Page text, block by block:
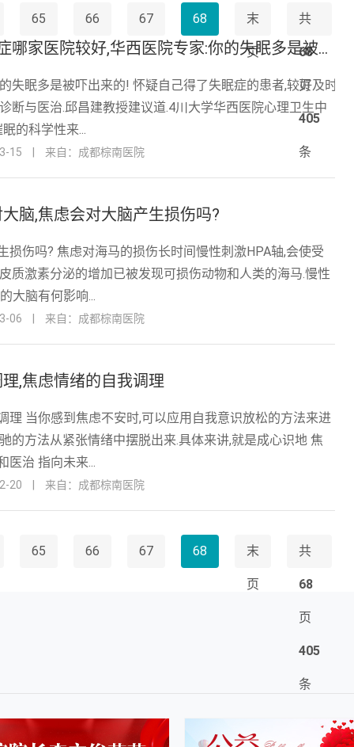
65 66 67 68 末
页
共
68
页
405
条
4川医治焦虑症哪家医院较好,华西医院专家:你的失眠多是被吓出来的!
失眠多是被吓出来的! 怀疑自己得了失眠症的患者,较好及时
断与医治.邱昌建教授建议道.4川大学华西医院心理卫生中
的科学性来...
15 来自：成都棕南医院
脑,焦虑会对大脑产生损伤吗?
损伤吗? 焦虑对海马的损伤长时间慢性刺激HPA轴,会使受
质激素分泌的增加已被发现可损伤动物和人类的海马.慢性
大脑有何影响...
06 来自：成都棕南医院
,焦虑情绪的自我调理
理 当你感到焦虑不安时,可以应用自我意识放松的方法来进
的方法从紧张情绪中摆脱出来.具体来讲,就是成心识地 焦
医治 指向未来...
20 来自：成都棕南医院
65 66 67 68 末
页
共
68
页
405
条